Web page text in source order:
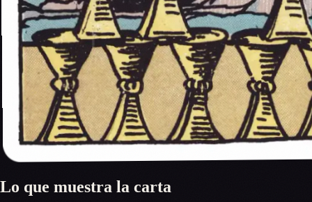
Lo que muestra la carta